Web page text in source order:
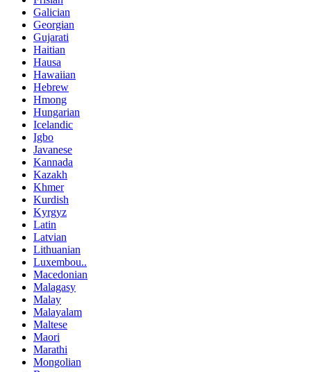
Galician
Georgian
Gujarati
Haitian
Hausa
Hawaiian
Hebrew
Hmong
Hungarian
Icelandic
Igbo
Javanese
Kannada
Kazakh
Khmer
Kurdish
Kyrgyz
Latin
Latvian
Lithuanian
Luxembou..
Macedonian
Malagasy
Malay
Malayalam
Maltese
Maori
Marathi
Mongolian